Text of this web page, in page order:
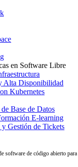
en Software Libre
Alta Disponibilidad
Kubernetes
Base de Datos
E-learning
Gestión de Tickets
software de código abierto